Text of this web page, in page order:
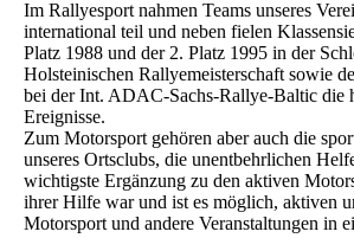
Im Rallyesport nahmen Teams unseres
international teil und neben fielen
Platz 1988 und der 2. Platz 1995 in der
Holsteinischen Rallyemeisterschaft sowie
bei der Int. ADAC-Sachs-Rallye-Baltic die
Ereignisse.
Zum Motorsport gehören aber auch die
unseres Ortsclubs, die unentbehrlichen
wichtigste Ergänzung zu den aktiven
ihrer Hilfe war und ist es möglich, aktiven
Motorsport und andere Veranstaltungen in